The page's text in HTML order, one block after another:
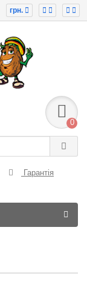
грн.
0
Гарантія